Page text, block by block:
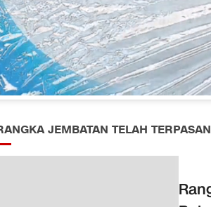
JEMBATAN TELAH